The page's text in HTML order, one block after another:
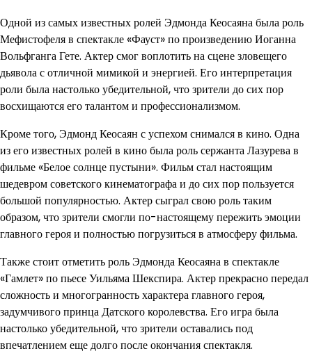
Одной из самых известных ролей Эдмонда Кеосаяна была роль
Мефистофеля в спектакле «Фауст» по произведению Иоганна
Вольфганга Гете. Актер смог воплотить на сцене зловещего
дьявола с отличной мимикой и энергией. Его интерпретация
роли была настолько убедительной, что зрители до сих пор
восхищаются его талантом и профессионализмом.
Кроме того, Эдмонд Кеосаян с успехом снимался в кино. Одна
из его известных ролей в кино была роль сержанта Лазурева в
фильме «Белое солнце пустыни». Фильм стал настоящим
шедевром советского кинематографа и до сих пор пользуется
большой популярностью. Актер сыграл свою роль таким
образом, что зрители смогли по-настоящему пережить эмоции
главного героя и полностью погрузиться в атмосферу фильма.
Также стоит отметить роль Эдмонда Кеосаяна в спектакле
«Гамлет» по пьесе Уильяма Шекспира. Актер прекрасно передал
сложность и многогранность характера главного героя,
задумчивого принца Датского королевства. Его игра была
настолько убедительной, что зрители оставались под
впечатлением еще долго после окончания спектакля.